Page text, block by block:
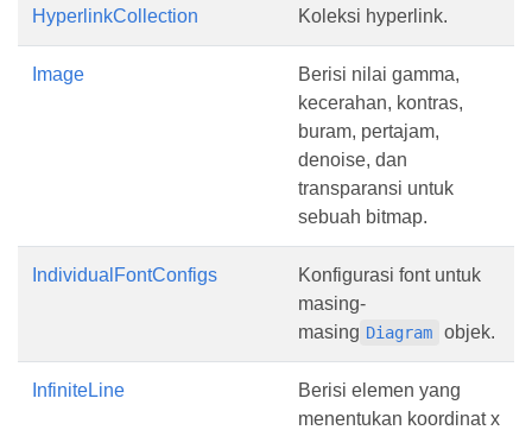
HyperlinkCollection Koleksi hyperlink.
Image
Berisi nilai gamma,
kecerahan, kontras,
buram, pertajam,
denoise, dan
transparansi untuk
sebuah bitmap.
IndividualFontConfigs
Konfigurasi font untuk
masing-
masing Diagram objek.
InfiniteLine
Berisi elemen yang
menentukan koordinat x